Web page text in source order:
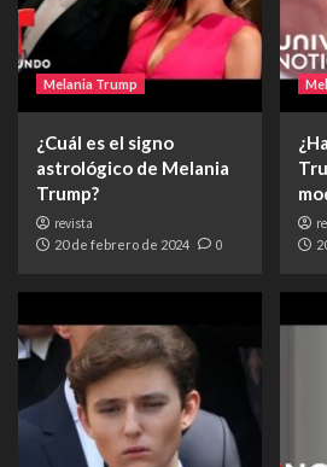
Melania Trump
¿Cuál es el signo
astrológico de Melania
Trump?
revista
20 de febrero de 2024 0